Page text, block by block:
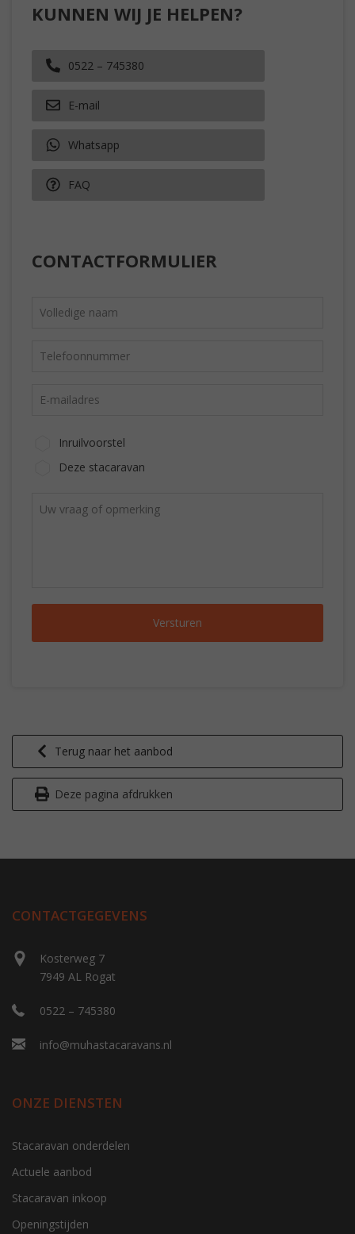
KUNNEN WIJ JE HELPEN?
0522 – 745380
E-mail
Whatsapp
FAQ
CONTACTFORMULIER
Inruilvoorstel
Deze stacaravan
Terug naar het aanbod
Deze pagina afdrukken
CONTACTGEGEVENS
Kosterweg 7
7949 AL Rogat
0522 – 745380
info@muhastacaravans.nl
ONZE DIENSTEN
Stacaravan onderdelen
Actuele aanbod
Stacaravan inkoop
Openingstijden